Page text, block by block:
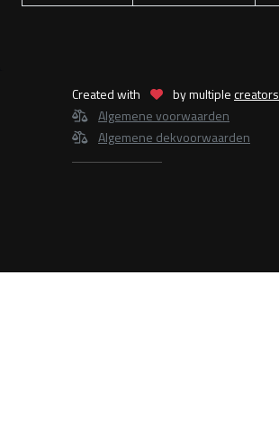
info@mvmhorses.nl
Created with by multiplecreators
Algemene voorwaarden
Algemene dekvoorwaarden